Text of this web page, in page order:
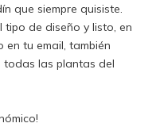
que siempre quisiste.
tipo de diseño y listo, en
tu email, también
todas las plantas del